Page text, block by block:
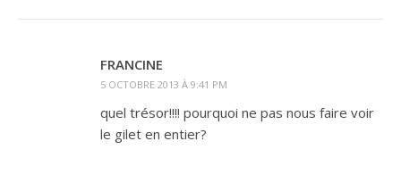
FRANCINE
5 OCTOBRE 2013 À 9:41 PM
quel trésor!!!! pourquoi ne pas nous faire voir
le gilet en entier?